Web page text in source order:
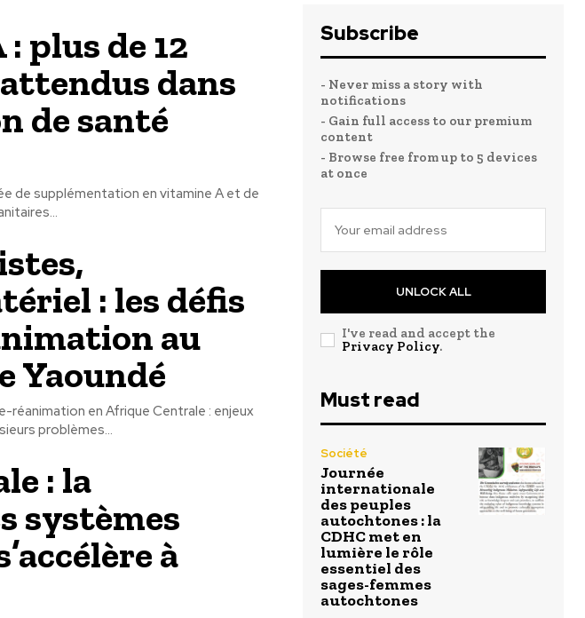
plus de 12
dans
de santé
de supplémentation en vitamine A et de
: les défis
au
Yaoundé
réanimation en Afrique Centrale : enjeux
problèmes...
: la
systèmes
à
Subscribe
- Never miss a story with
notifications
- Gain full access to our premium
content
- Browse free from up to 5 devices
at once
UNLOCK ALL
I've read and accept the
Privacy Policy.
Must read
Société
Journée
internationale
des peuples
autochtones : la
CDHC met en
lumière le rôle
essentiel des
sages-femmes
autochtones